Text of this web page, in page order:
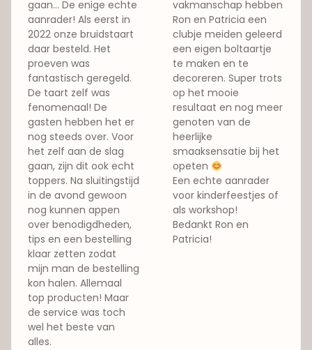
gaan… De enige echte
aanrader! Als eerst in
2022 onze bruidstaart
daar besteld. Het
proeven was
fantastisch geregeld.
De taart zelf was
fenomenaal! De
gasten hebben het er
nog steeds over. Voor
het zelf aan de slag
gaan, zijn dit ook echt
toppers. Na sluitingstijd
in de avond gewoon
nog kunnen appen
over benodigdheden,
tips en een bestelling
klaar zetten zodat
mijn man de bestelling
kon halen. Allemaal
top producten! Maar
de service was toch
wel het beste van
alles.
vakmanschap hebben
Ron en Patricia een
clubje meiden geleerd
een eigen boltaartje
te maken en te
decoreren. Super trots
op het mooie
resultaat en nog meer
genoten van de
heerlijke
smaaksensatie bij het
opeten
Een echte aanrader
voor kinderfeestjes of
als workshop!
Bedankt Ron en
Patricia!